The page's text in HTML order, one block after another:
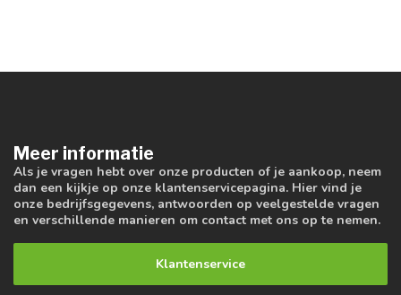
Meer informatie
Als je vragen hebt over onze producten of je aankoop, neem
dan een kijkje op onze klantenservicepagina. Hier vind je
onze bedrijfsgegevens, antwoorden op veelgestelde vragen
en verschillende manieren om contact met ons op te nemen.
Klantenservice